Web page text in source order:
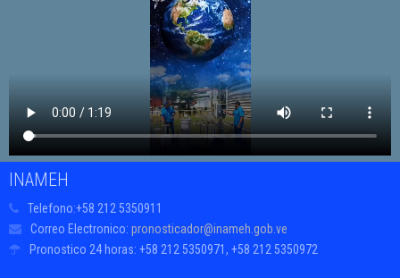
INAMEH
Telefono:+58 212 5350911
Correo Electronico: pronosticador@inameh.gob.ve
Pronostico 24 horas: +58 212 5350971, +58 212 5350972